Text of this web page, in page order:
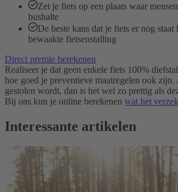
Zet je fiets op een plaats waar
bushalte
De beste kans dat je fiets er nog staat
bewaakte fietsenstalling
Direct premie berekenen
Realiseer je dat geen enkele fiets 100%
hoe goed je preventieve maatregelen ook zijn.
gestolen wordt, dan is het wel zo prettig als
Bij ons kun je online berekenen wat het
Interessante artikelen